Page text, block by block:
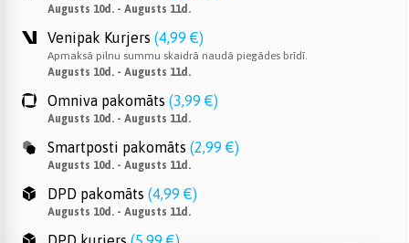
Augusts 10d. - Augusts 11d.
Venipak Kurjers (4,99 €)
Apmaksā pilnu summu skaidrā naudā piegādes brīdī.
Augusts 10d. - Augusts 11d.
Omniva pakomāts (3,99 €)
Augusts 10d. - Augusts 11d.
Smartposti pakomāts (2,99 €)
Augusts 10d. - Augusts 11d.
DPD pakomāts (4,99 €)
Augusts 10d. - Augusts 11d.